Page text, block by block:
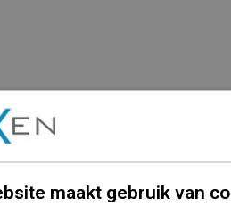
maakt gebruik van